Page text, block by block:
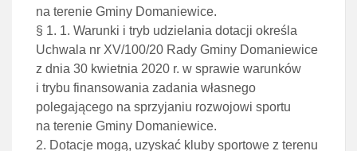
na terenie Gminy Domaniewice.
§ 1. 1. Warunki i tryb udzielania dotacji określa
Uchwala nr XV/100/20 Rady Gminy Domaniewice
z dnia 30 kwietnia 2020 r. w sprawie warunków
i trybu finansowania zadania własnego
polegającego na sprzyjaniu rozwojowi sportu
na terenie Gminy Domaniewice.
2. Dotacje mogą, uzyskać kluby sportowe z terenu